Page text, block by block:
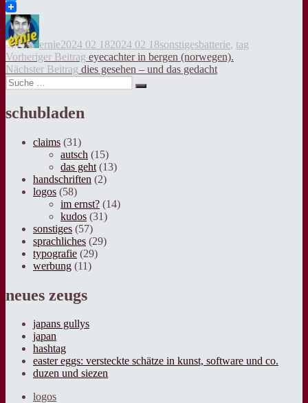
Twitter
ernie2024 02 182024 02 18sonstigesbatterie, tag
Beitragsnavigation
Vorheriger Beitrag Vorheriger
Beitrag:
eyecachter in bergen (norwegen).
Nächster Beitrag Nächster
Beitrag:
dies gesehen – und das gedacht
Suche
nach:
Suche
schubladen
claims (31)
autsch (15)
das geht (13)
handschriften (2)
logos (58)
im ernst? (14)
kudos (31)
sonstiges (57)
sprachliches (29)
typografie (29)
werbung (11)
neues zeugs
japans gullys
japan
hashtag
easter eggs: versteckte schätze in kunst, software und co.
duzen und siezen
logos